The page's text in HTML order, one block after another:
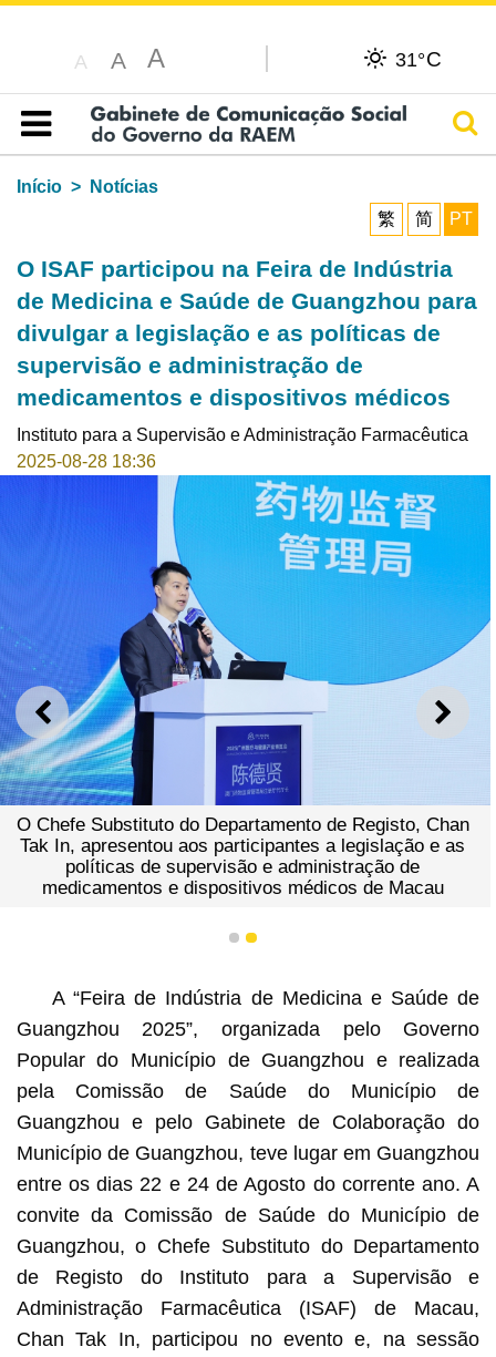
A A A 31°C
Índice
Início
Notícias
繁
简 PT
O ISAF participou na Feira de Indústria
de Medicina e Saúde de Guangzhou para
divulgar a legislação e as políticas de
supervisão e administração de
medicamentos e dispositivos médicos
Instituto para a Supervisão e Administração Farmacêutica
2025-08-28 18:36
ANTERIOR
O Chefe Substituto do Departamento de Registo, Chan
Tak In, apresentou aos participantes a legislação e as
políticas de supervisão e administração de
medicamentos e dispositivos médicos de Macau
1 2
A “Feira de Indústria de Medicina e Saúde de
Guangzhou 2025”, organizada pelo Governo
Popular do Município de Guangzhou e realizada
pela Comissão de Saúde do Município de
Guangzhou e pelo Gabinete de Colaboração do
Município de Guangzhou, teve lugar em Guangzhou
entre os dias 22 e 24 de Agosto do corrente ano. A
convite da Comissão de Saúde do Município de
Guangzhou, o Chefe Substituto do Departamento
de Registo do Instituto para a Supervisão e
Administração Farmacêutica (ISAF) de Macau,
Chan Tak In, participou no evento e, na sessão